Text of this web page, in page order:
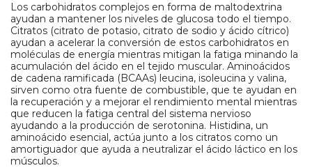
Los carbohidratos complejos en forma de maltodextrina
ayudan a mantener los niveles de glucosa todo el tiempo.
Citratos (citrato de potasio, citrato de sodio y ácido cítrico)
ayudan a acelerar la conversión de estos carbohidratos en
moléculas de energía mientras mitigan la fatiga minando la
acumulación del ácido en el tejido muscular. Aminoácidos
de cadena ramificada (BCAAs) leucina, isoleucina y valina,
sirven como otra fuente de combustible, que te ayudan en
la recuperación y a mejorar el rendimiento mental mientras
que reducen la fatiga central del sistema nervioso
ayudando a la producción de serotonina. Histidina, un
aminoácido esencial, actúa junto a los citratos como un
amortiguador que ayuda a neutralizar el ácido láctico en los
músculos.